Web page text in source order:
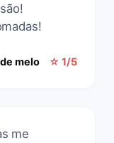
melo ☆ 1/5
me